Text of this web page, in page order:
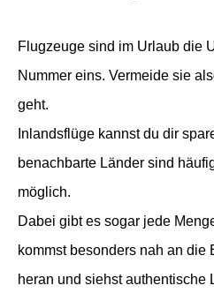
Flugzeuge sind im Urlaub die
Nummer eins. Vermeide sie
geht.
Inlandsflüge kannst du dir
benachbarte Länder sind
möglich.
Dabei gibt es sogar jede
kommst besonders nah an die
heran und siehst authentische